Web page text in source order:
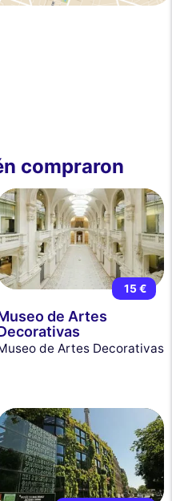
compraron
15 €
de Artes
de Artes Decorativas